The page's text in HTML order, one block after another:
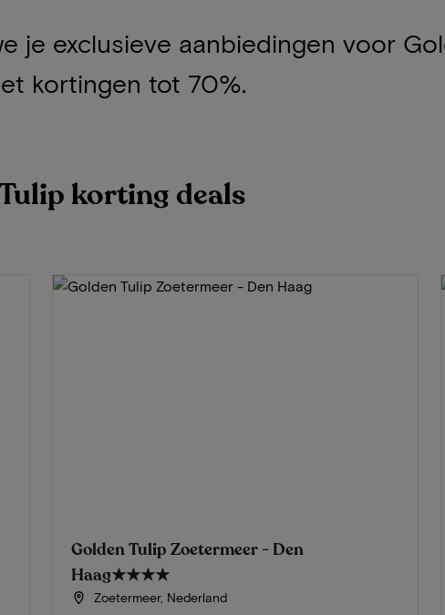
je exclusieve aanbiedingen voor
kortingen tot 70%.
korting deals
Golden Tulip Zoetermeer - Den
Haag★★★★
Zoetermeer, Nederland